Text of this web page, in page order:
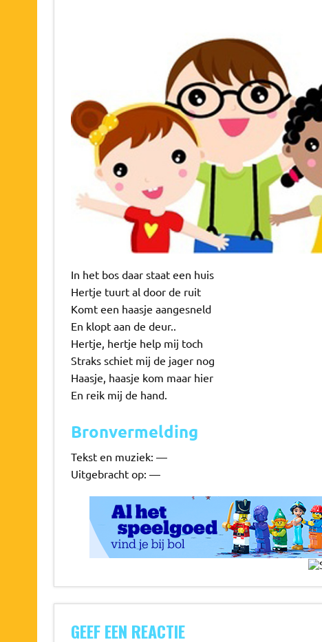
In het bos daar staat een huis
Hertje tuurt al door de ruit
Komt een haasje aangesneld
En klopt aan de deur..
Hertje, hertje help mij toch
Straks schiet mij de jager nog
Haasje, haasje kom maar hier
En reik mij de hand.
Bronvermelding
Tekst en muziek: —
Uitgebracht op: —
GEEF EEN REACTIE